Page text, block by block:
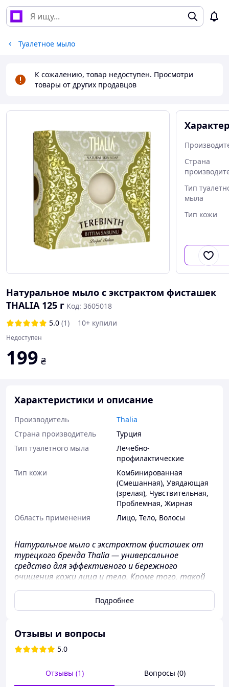
Туалетное мыло
К сожалению, товар недоступен. Просмотри
товары от других продавцов
Страна
Тип
мыла
Тип кожи
Область
Натуральное мыло с экстрактом фисташек
THALIA 125 г Код: 3605018
5.0 (1) 10+ купили
Недоступен
199 ₴
Характеристики и описание
Производитель
Thalia
Страна производитель
Турция
Тип туалетного мыла
Лечебно-
профилактические
Тип кожи
Комбинированная
(Смешанная), Увядающая
(зрелая), Чувствительная,
Проблемная, Жирная
Область применения
Лицо, Тело, Волосы
Натуральное мыло с экстрактом фисташек от
турецкого бренда Thalia — универсальное
средство для эффективного и бережного
очищения кожи лица и тела. Кроме того, такой
качестве шампуня. Обладатели поврежденных
волос, склонных к выпадению, сечению, ломкости
данным мылом и значительно улучшить
состояние волосяного и кожного покровов
головы.
Мыло с экстрактом фисташек устраняет зуд,
борется с грибком, экземой, псориазом и прыщами.
Подробнее
Отзывы и вопросы
5.0
Отзывы (1) Вопросы (0)